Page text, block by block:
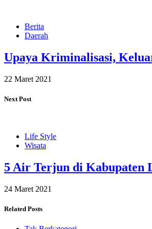
Berita
Daerah
Upaya Kriminalisasi,
22 Maret 2021
Next Post
Life Style
Wisata
5 Air Terjun di Kabupaten
24 Maret 2021
Related Posts